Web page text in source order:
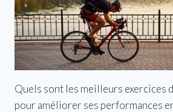
Quels sont les meilleurs exercices
pour améliorer ses performances